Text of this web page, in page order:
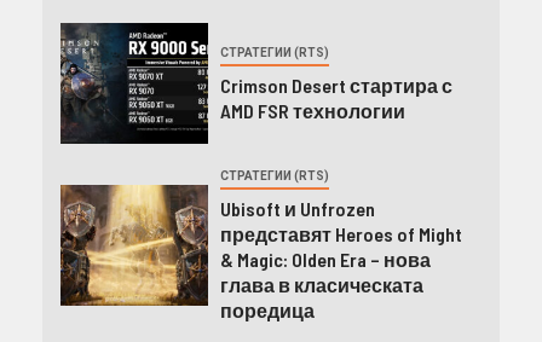
СТРАТЕГИИ (RTS)
Crimson Desert стартира с
AMD FSR технологии
СТРАТЕГИИ (RTS)
Ubisoft и Unfrozen
представят Heroes of Might
& Magic: Olden Era – нова
глава в класическата
поредица